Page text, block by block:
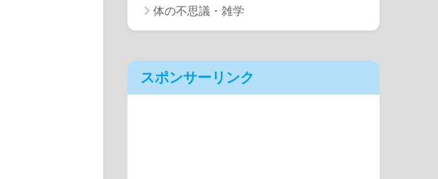
体の不思議・雑学
スポンサーリンク